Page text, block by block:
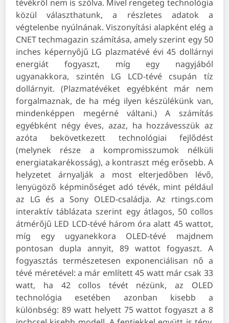
tévékről nem is szólva. Mivel rengeteg technológia
közül választhatunk, a részletes adatok a
végtelenbe nyúlnának. Viszonyítási alapként elég a
CNET techmagazin számítása, amely szerint egy 50
inches képernyőjű LG plazmatévé évi 45 dollárnyi
energiát fogyaszt, míg egy nagyjából
ugyanakkora, szintén LG LCD-tévé csupán tíz
dollárnyit. (Plazmatévéket egyébként már nem
forgalmaznak, de ha még ilyen készülékünk van,
mindenképpen megérné váltani.) A számítás
egyébként négy éves, azaz, ha hozzávesszük az
azóta bekövetkezett technológiai fejlődést
(melynek része a kompromisszumok nélküli
energiatakarékosság), a kontraszt még erősebb. A
helyzetet árnyalják a most elterjedőben lévő,
lenyügöző képminőséget adó tévék, mint például
az LG és a Sony OLED-családja. Az rtings.com
interaktív táblázata szerint egy átlagos, 50 collos
átmérőjű LED LCD-tévé három óra alatt 45 wattot,
míg egy ugyanekkora OLED-tévé majdnem
pontosan dupla annyit, 89 wattot fogyaszt. A
fogyasztás természetesen exponenciálisan nő a
tévé méretével: a már említett 45 watt már csak 33
watt, ha 42 collos tévét nézünk, az OLED
technológia esetében azonban kisebb a
különbség: 89 watt helyett 75 wattot fogyaszt a 8